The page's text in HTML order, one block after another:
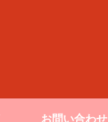
お問い合わせ